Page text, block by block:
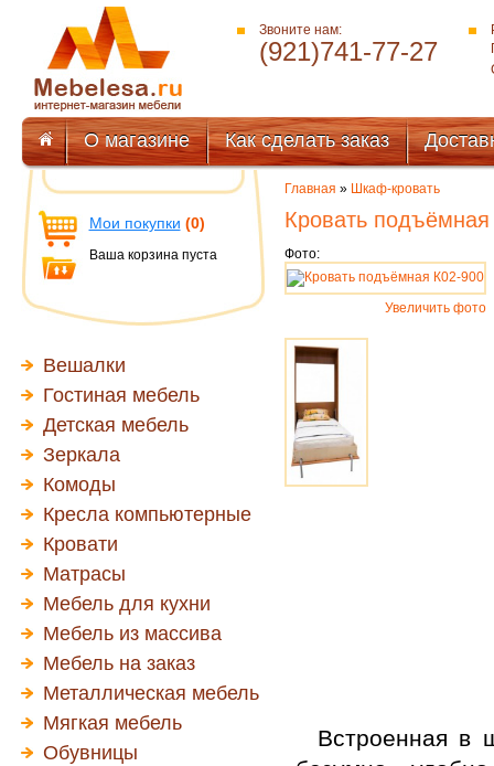
Звоните нам:
(921)741-77-27
О магазине Как сделать заказ
Мои покупки (0)
Ваша корзина пуста
Вешалки
Гостиная мебель
Детская мебель
Зеркала
Комоды
Кресла компьютерные
Кровати
Матрасы
Мебель для кухни
Мебель из массива
Мебель на заказ
Металлическая мебель
Мягкая мебель
Обувницы
Главная » Шкаф-кровать
Кровать
Фото:
Увеличить фото
Встроенная в